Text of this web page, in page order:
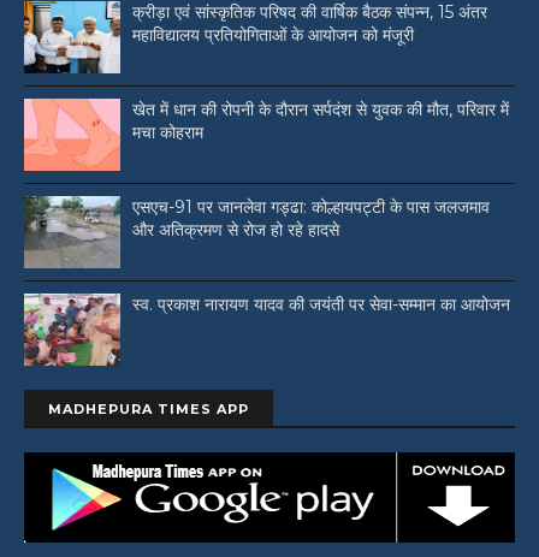
क्रीड़ा एवं सांस्कृतिक परिषद की वार्षिक बैठक संपन्न, 15 अंतर
महाविद्यालय प्रतियोगिताओं के आयोजन को मंजूरी
खेत में धान की रोपनी के दौरान सर्पदंश से युवक की मौत, परिवार में
मचा कोहराम
एसएच-91 पर जानलेवा गड्ढा: कोल्हायपट्टी के पास जलजमाव
और अतिक्रमण से रोज हो रहे हादसे
स्व. प्रकाश नारायण यादव की जयंती पर सेवा-सम्मान का आयोजन
MADHEPURA TIMES APP